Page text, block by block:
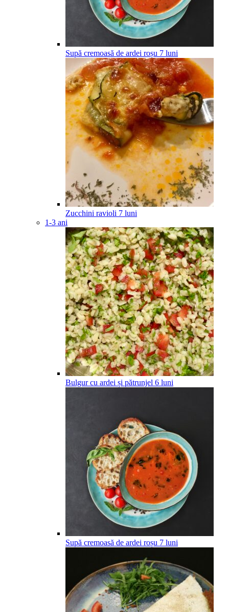
Supă cremoasă de ardei roșu 7 luni
Zucchini ravioli 7 luni
1-3 ani
Bulgur cu ardei și pătrunjel 6 luni
Supă cremoasă de ardei roșu 7 luni